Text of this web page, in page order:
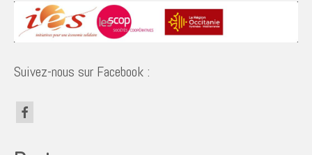
Suivez-nous sur Facebook :